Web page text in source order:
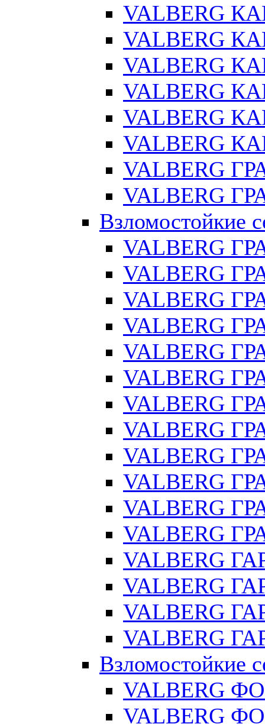
VALBERG
VALBERG
VALBERG
VALBERG
VALBERG
VALBERG
VALBERG
VALBERG
Взломостойкие
VALBERG
VALBERG
VALBERG
VALBERG
VALBERG
VALBERG
VALBERG
VALBERG
VALBERG
VALBERG
VALBERG
VALBERG
VALBERG
VALBERG
VALBERG
VALBERG
Взломостойкие
VALBERG
VALBERG